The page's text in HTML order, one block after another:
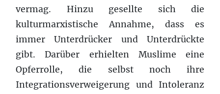
vermag. Hinzu gesellte sich die
kulturmarxistische Annahme, dass es
immer Unterdrücker und Unterdrückte
gibt. Darüber erhielten Muslime eine
Opferrolle, die selbst noch ihre
Integrationsverweigerung und Intoleranz